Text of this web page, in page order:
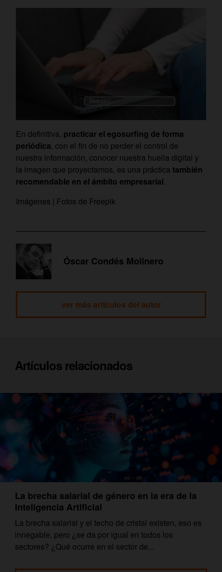
En definitiva, practicar el egosurfing de forma
periódica, con el fin de no perder el control de
nuestra información, conocer nuestra huella digital y
la imagen que proyectamos, es una práctica también
recomendable en el ámbito empresarial.
Imágenes | Fotos de Freepik
Óscar Condés Molinero
ver más artículos del autor
Artículos relacionados
La brecha salarial de género en la era de la
Inteligencia Artificial
La brecha salarial y el techo de cristal existen, eso es
innegable, pero ¿se da por igual en todos los
sectores? ¿Qué ocurre en el sector de...